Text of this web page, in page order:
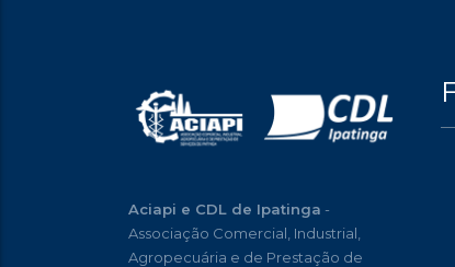
Aciapi e CDL de Ipatinga -
Associação Comercial, Industrial,
Agropecuária e de Prestação de